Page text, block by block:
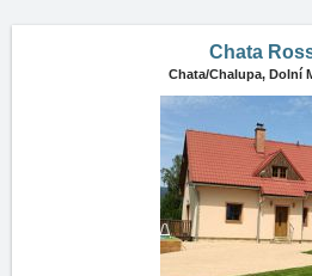
Chata
Chata/Chalupa, Dolní